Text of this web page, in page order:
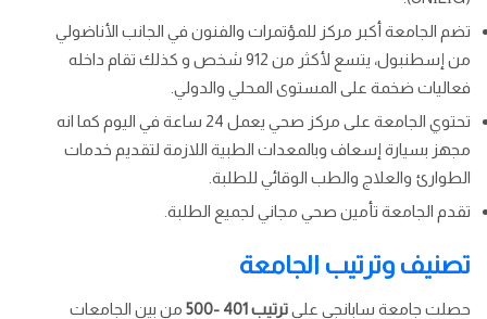
تضم الجامعة أكبر مركز للمؤتمرات والفنون في الجانب الأناضولي
من إسطنبول، يتسع لأكثر من 912 شخص و كذلك تقام داخله
فعاليات ضخمة على المستوى المحلي والدولي.
تحتوي الجامعة على مركز صحي يعمل 24 ساعة في اليوم كما انه
مجهز بسيارة إسعاف وبالمعدات الطبية اللازمة لتقديم خدمات
الطوارئ والعلاج والطب الوقائي للطلبة.
تقدم الجامعة تأمين صحي مجاني لجميع الطلبة.
تصنيف وترتيب الجامعة
حصلت جامعة سابانجي علىترتيب 401 -500
من بين الجامعات